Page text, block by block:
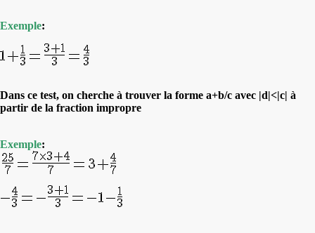
Exemple:
Dans ce test, on cherche à trouver la forme a+b/c avec |d|<|c| à
partir de la fraction impropre
Exemple: